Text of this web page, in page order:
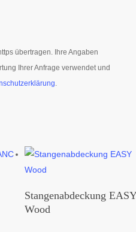
übertragen. Ihre Angaben
Ihrer Anfrage verwendet und
.
Stangenabdeckung EASY
Wood